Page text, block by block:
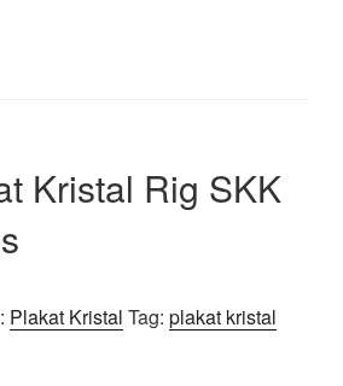
Kristal Rig SKK
Plakat Kristal Tag: plakat kristal